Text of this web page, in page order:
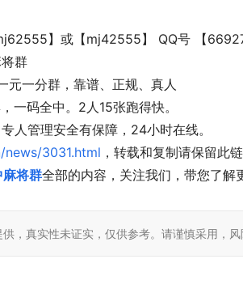
】或【mj42555】 QQ号 【
群
元一分群，靠谱、正规、真人
一码全中。2人15张跑得快。
人管理安全有保障，24小时在线。
3031.html ，转载和复制请保留此链
将群全部的内容，关注我们，带您了解
，真实性未证实，仅供参考。请谨慎采用，风